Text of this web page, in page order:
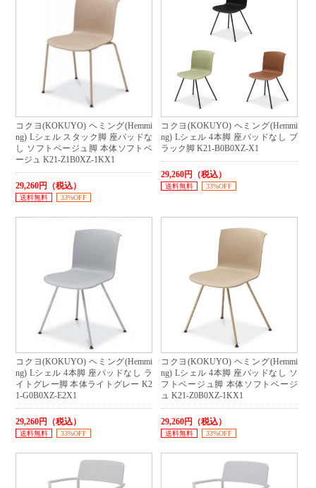
コクヨ(KOKUYO) ヘミング(Hemmi
ng) Lシェル スタック脚 座パッドな
し ソフトベージュ脚 本体ソフトベ
ージュ K21-Z1B0XZ-1KX1
29,260円（税込）
送料無料 33%OFF
コクヨ(KOKUYO) ヘミング(Hemmi
ng) Lシェル 4本脚 座パッドなし ブ
ラック脚 K21-B0B0XZ-X1
29,260円（税込）
送料無料 33%OFF
コクヨ(KOKUYO) ヘミング(Hemmi
ng) Lシェル 4本脚 座パッドなし ラ
イトグレー脚 本体ライトグレー K2
1-G0B0XZ-E2X1
29,260円（税込）
送料無料 33%OFF
コクヨ(KOKUYO) ヘミング(Hemmi
ng) Lシェル 4本脚 座パッドなし ソ
フトベージュ脚 本体ソフトベージ
ュ K21-Z0B0XZ-1KX1
29,260円（税込）
送料無料 33%OFF